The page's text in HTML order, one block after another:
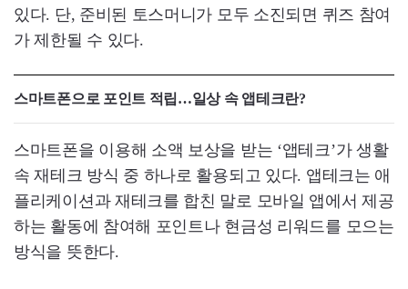
있다. 단, 준비된 토스머니가 모두 소진되면 퀴즈 참여
가 제한될 수 있다.
스마트폰으로 포인트 적립…일상 속 앱테크란?
스마트폰을 이용해 소액 보상을 받는 ‘앱테크’가 생활
속 재테크 방식 중 하나로 활용되고 있다. 앱테크는 애
플리케이션과 재테크를 합친 말로 모바일 앱에서 제공
하는 활동에 참여해 포인트나 현금성 리워드를 모으는
방식을 뜻한다.